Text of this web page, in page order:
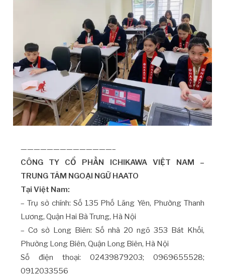
——————————————–
CÔNG TY CỔ PHẦN ICHIKAWA VIỆT NAM –
TRUNG TÂM NGOẠI NGỮ HAATO
Tại Việt Nam:
– Trụ sở chính: Số 135 Phố Lãng Yên, Phường Thanh
Lương, Quận Hai Bà Trưng, Hà Nội
– Cơ sở Long Biên: Số nhà 20 ngõ 353 Bát Khối,
Phường Long Biên, Quận Long Biên, Hà Nội
Số điện thoại: 02439879203; 0969655528;
0912033556